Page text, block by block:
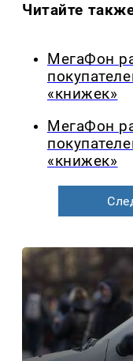
Читайте
МегаФон
«книжек»
МегаФон
«книжек»